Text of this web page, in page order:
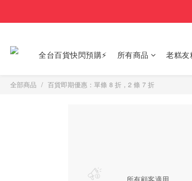
全台百貨快閃預購⚡ 所有商品 老糕友
全部商品 百貨即期優惠：單條 8 折，2 條 7 折
所有顧客適用